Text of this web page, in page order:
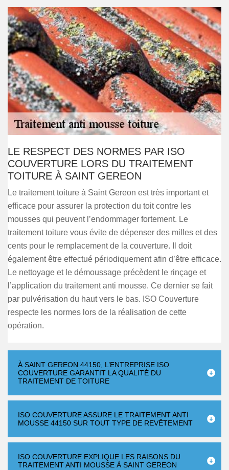
LE RESPECT DES NORMES PAR ISO
COUVERTURE LORS DU TRAITEMENT
TOITURE À SAINT GEREON
Le traitement toiture à Saint Gereon est très important et
efficace pour assurer la protection du toit contre les
mousses qui peuvent l’endommager fortement. Le
traitement toiture vous évite de dépenser des milles et des
cents pour le remplacement de la couverture. Il doit
également être effectué périodiquement afin d’être efficace.
Le nettoyage et le démoussage précèdent le rinçage et
l’application du traitement anti mousse. Ce dernier se fait
par pulvérisation du haut vers le bas. ISO Couverture
respecte les normes lors de la réalisation de cette
opération.
À SAINT GEREON 44150, L’ENTREPRISE ISO
COUVERTURE GARANTIT LA QUALITÉ DU
TRAITEMENT DE TOITURE
ISO COUVERTURE ASSURE LE TRAITEMENT ANTI
MOUSSE 44150 SUR TOUT TYPE DE REVÊTEMENT
ISO COUVERTURE EXPLIQUE LES RAISONS DU
TRAITEMENT ANTI MOUSSE À SAINT GEREON